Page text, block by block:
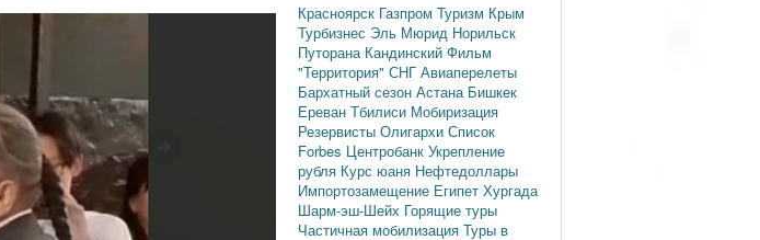
Красноярск Газпром Туризм Крым
Турбизнес Эль Мюрид Норильск
Путорана Кандинский Фильм
"Территория" СНГ Авиаперелеты
Бархатный сезон Астана Бишкек
Ереван Тбилиси Мобиризация
Резервисты Олигархи Список
Forbes Центробанк Укрепление
рубля Курс юаня Нефтедоллары
Импортозамещение Египет Хургада
Шарм-эш-Шейх Горящие туры
Частичная мобилизация Туры в